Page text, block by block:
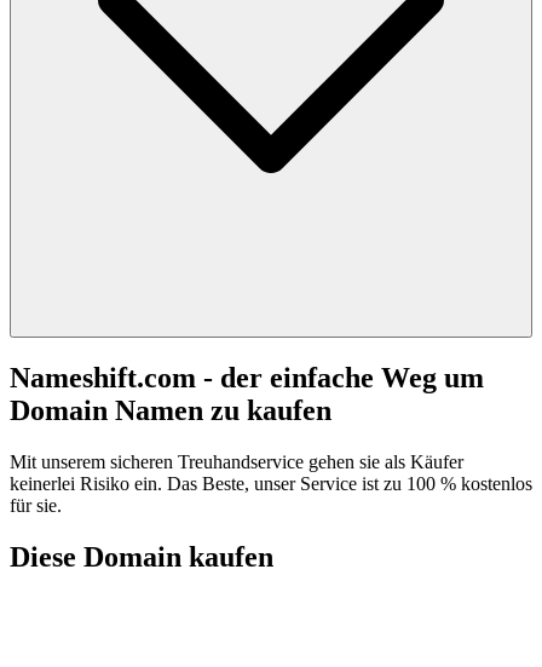
Nameshift.com - der einfache Weg um
Domain Namen zu kaufen
Mit unserem sicheren Treuhandservice gehen sie als Käufer
keinerlei Risiko ein. Das Beste, unser Service ist zu 100 % kostenlos
für sie.
Diese Domain kaufen